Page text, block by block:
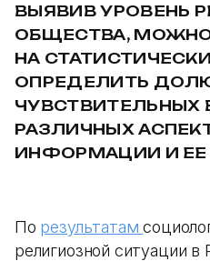
ВЫЯВИВ УРОВЕНЬ
ОБЩЕСТВА,
НА
ОПРЕДЕЛИТЬ
ЧУВСТВИТЕЛЬНЫХ
РАЗЛИЧНЫХ
ИНФОРМАЦИИ И ЕЕ
По результатам
религиозной ситуации в